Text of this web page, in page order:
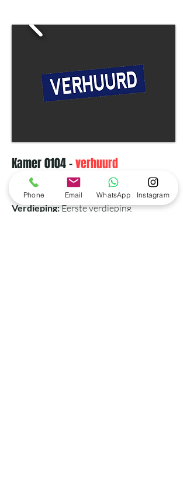
Kamer 0104 -verhuurd
Kamertype: Kamer met eigen sanitair
Verdieping:Eerste verdieping
Phone Email WhatsApp Instagram